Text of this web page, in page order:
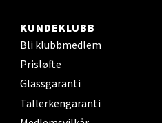
KUNDEKLUBB
Bli klubbmedlem
Prisløfte
Glassgaranti
Tallerkengaranti